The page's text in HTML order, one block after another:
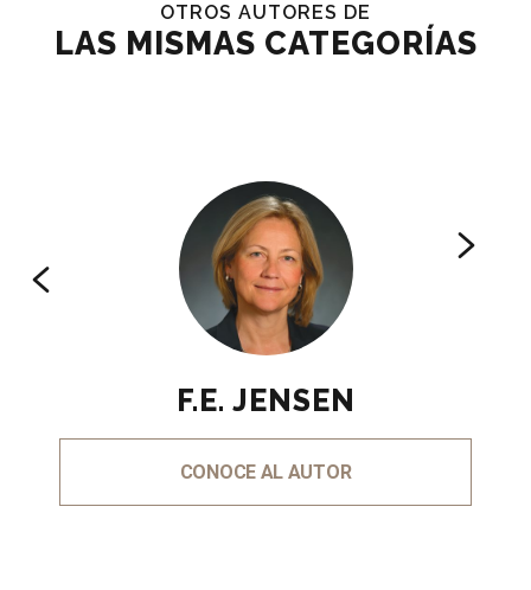
OTROS AUTORES DE
LAS MISMAS CATEGORÍAS
F.E. JENSEN
CONOCE AL AUTOR